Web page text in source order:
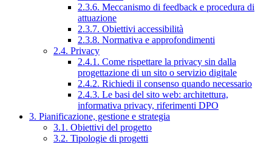
2.3.6. Meccanismo di feedback e procedura di
attuazione
2.3.7. Obiettivi accessibilità
2.3.8. Normativa e approfondimenti
2.4. Privacy
2.4.1. Come rispettare la privacy sin dalla
progettazione di un sito o servizio digitale
2.4.2. Richiedi il consenso quando necessario
2.4.3. Le basi del sito web: architettura,
informativa privacy, riferimenti DPO
3. Pianificazione, gestione e strategia
3.1. Obiettivi del progetto
3.2. Tipologie di progetti